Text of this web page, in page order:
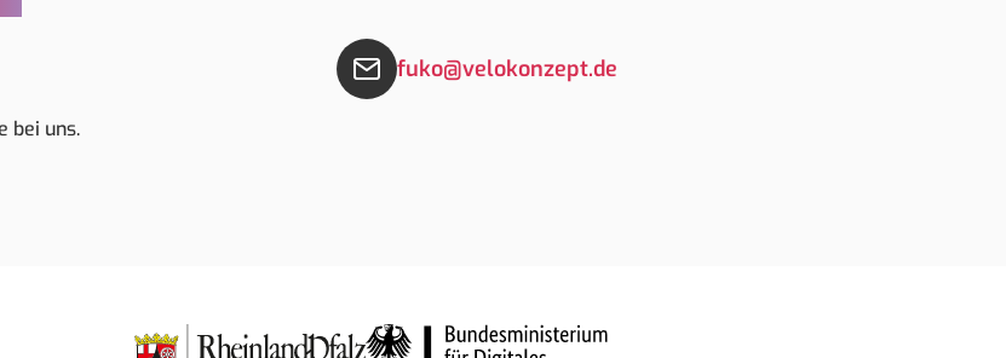
bei uns.
fuko@velokonzept.de